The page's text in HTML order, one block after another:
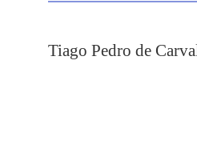
Tiago Pedro de